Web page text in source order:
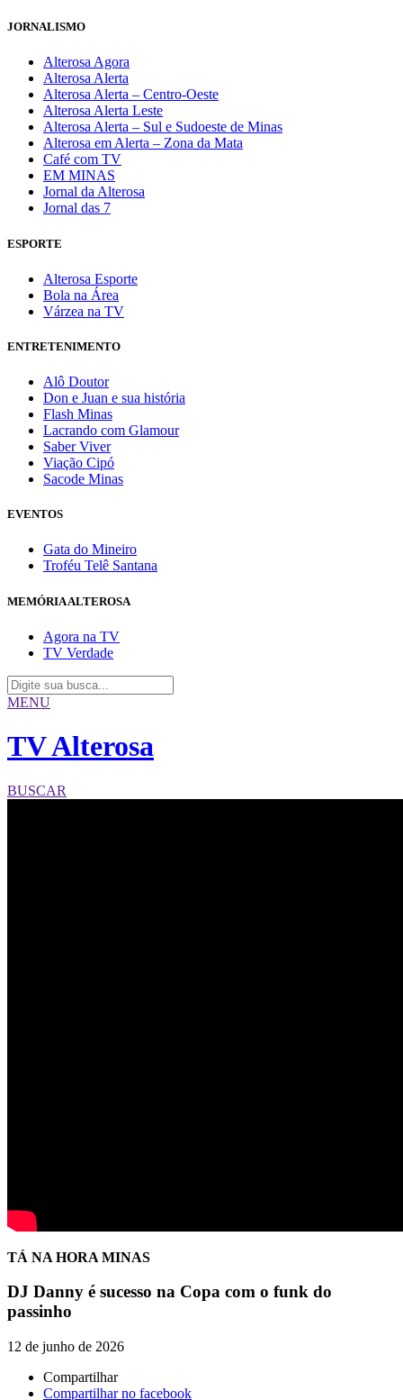
JORNALISMO
Alterosa Agora
Alterosa Alerta
Alterosa Alerta – Centro-Oeste
Alterosa Alerta Leste
Alterosa Alerta – Sul e Sudoeste de Minas
Alterosa em Alerta – Zona da Mata
Café com TV
EM MINAS
Jornal da Alterosa
Jornal das 7
ESPORTE
Alterosa Esporte
Bola na Área
Várzea na TV
ENTRETENIMENTO
Alô Doutor
Don e Juan e sua história
Flash Minas
Lacrando com Glamour
Saber Viver
Viação Cipó
Sacode Minas
EVENTOS
Gata do Mineiro
Troféu Telê Santana
MEMÓRIA ALTEROSA
Agora na TV
TV Verdade
MENU
TV Alterosa
BUSCAR
TÁ NA HORA MINAS
DJ Danny é sucesso na Copa com o funk do
passinho
12 de junho de 2026
Compartilhar
Compartilhar no facebook